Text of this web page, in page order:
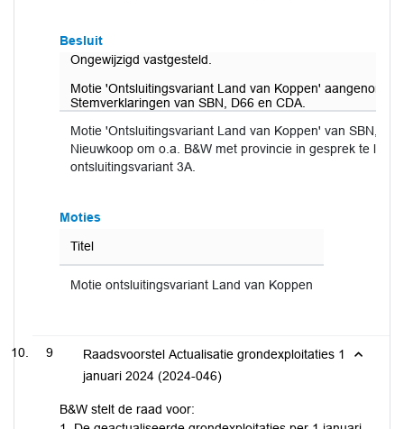
Besluit
Ongewijzigd vastgesteld.
Motie 'Ontsluitingsvariant Land van Koppen'
Stemverklaringen van SBN, D66 en CDA.
Motie 'Ontsluitingsvariant Land van Koppen' van SBN,
Nieuwkoop om o.a. B&W met provincie in gesprek te
ontsluitingsvariant 3A.
Moties
Titel
Motie ontsluitingsvariant Land van Koppen
9
Raadsvoorstel Actualisatie grondexploitaties 1
januari 2024 (2024-046)
B&W stelt de raad voor: